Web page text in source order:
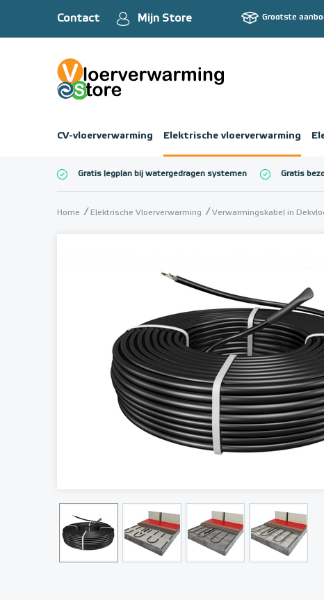
Contact Mijn Store Grootste
CV-vloerverwarming Elektrische vloerverwarming
Gratis legplan bij watergedragen systemen Gratis
Home Elektrische Vloerverwarming Verwarmingskabel in